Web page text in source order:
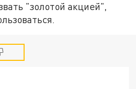
"золотой акцией",